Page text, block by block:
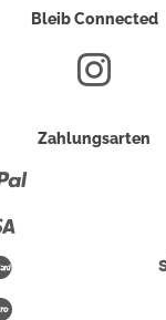
Bleib Connected
Zahlungsarten
Maestro